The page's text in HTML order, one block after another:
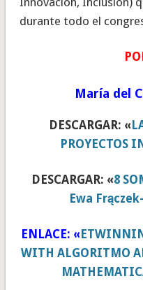
durante todo el
María del
DESCARGAR: «
PROYECTOS
DESCARGAR: «8
Ewa
ENLACE: «
WITH ALGORITMO